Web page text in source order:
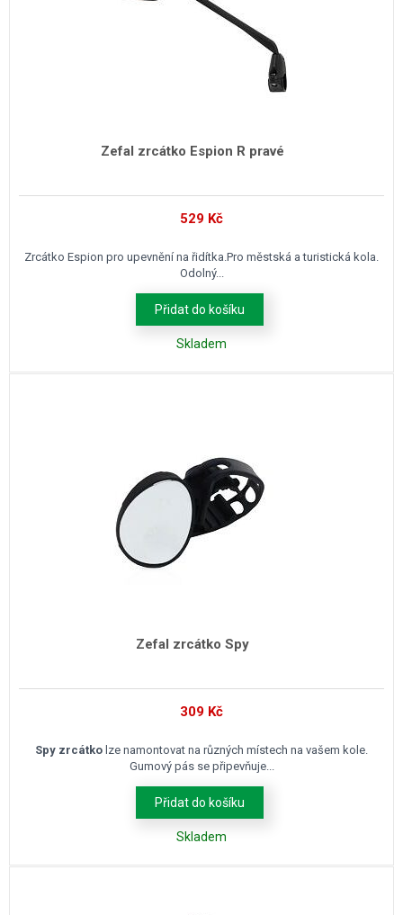
Zefal zrcátko Espion R pravé
529 Kč
Zrcátko Espion pro upevnění na řidítka.Pro městská a turistická kola.
Odolný...
Přidat do košíku
Skladem
Zefal zrcátko Spy
309 Kč
Spy zrcátko lze namontovat na různých místech na vašem kole.
Gumový pás se připevňuje...
Přidat do košíku
Skladem